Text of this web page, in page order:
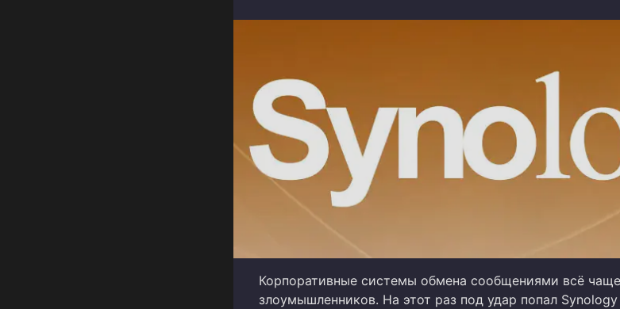
Корпоративные системы обмена сообщениями всё
злоумышленников. На этот раз под удар попал